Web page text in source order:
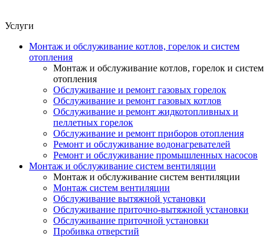
Услуги
Монтаж и обслуживание котлов, горелок и систем
отопления
Монтаж и обслуживание котлов, горелок и систем
отопления
Обслуживание и ремонт газовых горелок
Обслуживание и ремонт газовых котлов
Обслуживание и ремонт жидкотопливных и
пеллетных горелок
Обслуживание и ремонт приборов отопления
Ремонт и обслуживание водонагревателей
Ремонт и обслуживание промышленных насосов
Монтаж и обслуживание систем вентиляции
Монтаж и обслуживание систем вентиляции
Монтаж систем вентиляции
Обслуживание вытяжной установки
Обслуживание приточно-вытяжной установки
Обслуживание приточной установки
Пробивка отверстий